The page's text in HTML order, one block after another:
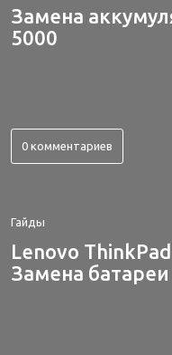
Замена
5000
0 комментариев
Гайды
Lenovo
Замена батареи